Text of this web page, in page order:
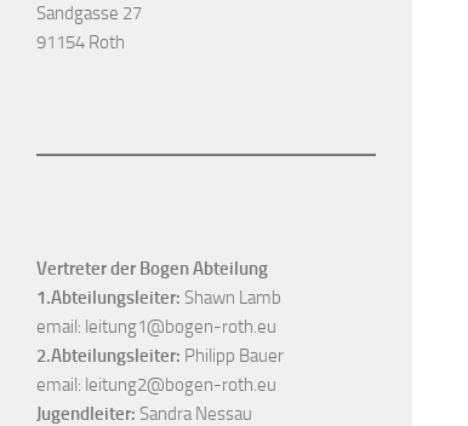
Sandgasse 27
91154 Roth
Vertreter der Bogen Abteilung
1.Abteilungsleiter: Shawn Lamb
email: leitung1@bogen-roth.eu
2.Abteilungsleiter: Philipp Bauer
email: leitung2@bogen-roth.eu
Jugendleiter: Sandra Nessau